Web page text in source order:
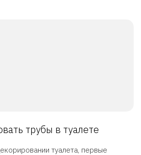
трубы в туалете
туалета, первые